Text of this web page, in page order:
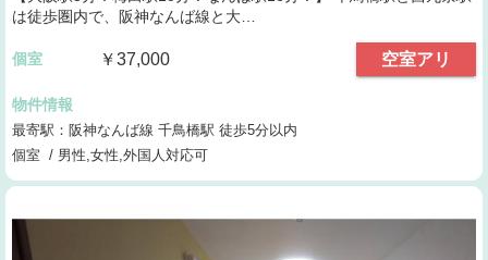
は徒歩圏内で、阪神なんば線と大…
個室 ￥37,000 空室アリ
物件情報
最寄駅：阪神なんば線 千鳥橋駅 徒歩5分以内
個室 / 男性,女性,外国人対応可